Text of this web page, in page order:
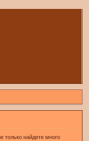
найдете много